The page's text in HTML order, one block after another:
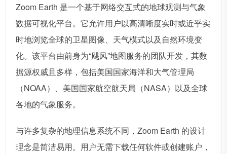
Zoom Earth 是一个基于网络交互式的地球观测与气象
数据可视化平台。它允许用户以高清晰度实时或近乎实
时地浏览全球的卫星图像、天气模式以及自然环境变
化。该平台由前身为“飓风”地图服务的团队开发，其数
据源权威且多样，包括美国国家海洋和大气管理局
（NOAA）、美国国家航空航天局（NASA）以及全球
各地的气象服务。
与许多复杂的地理信息系统不同，Zoom Earth 的设计
理念是简洁易用。用户无需下载任何软件或创建账户，